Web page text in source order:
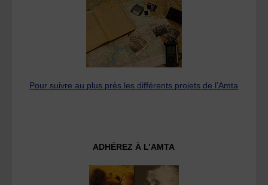
Pour suivre au plus près les différents projets de l’Amta
ADHÉREZ À L’AMTA